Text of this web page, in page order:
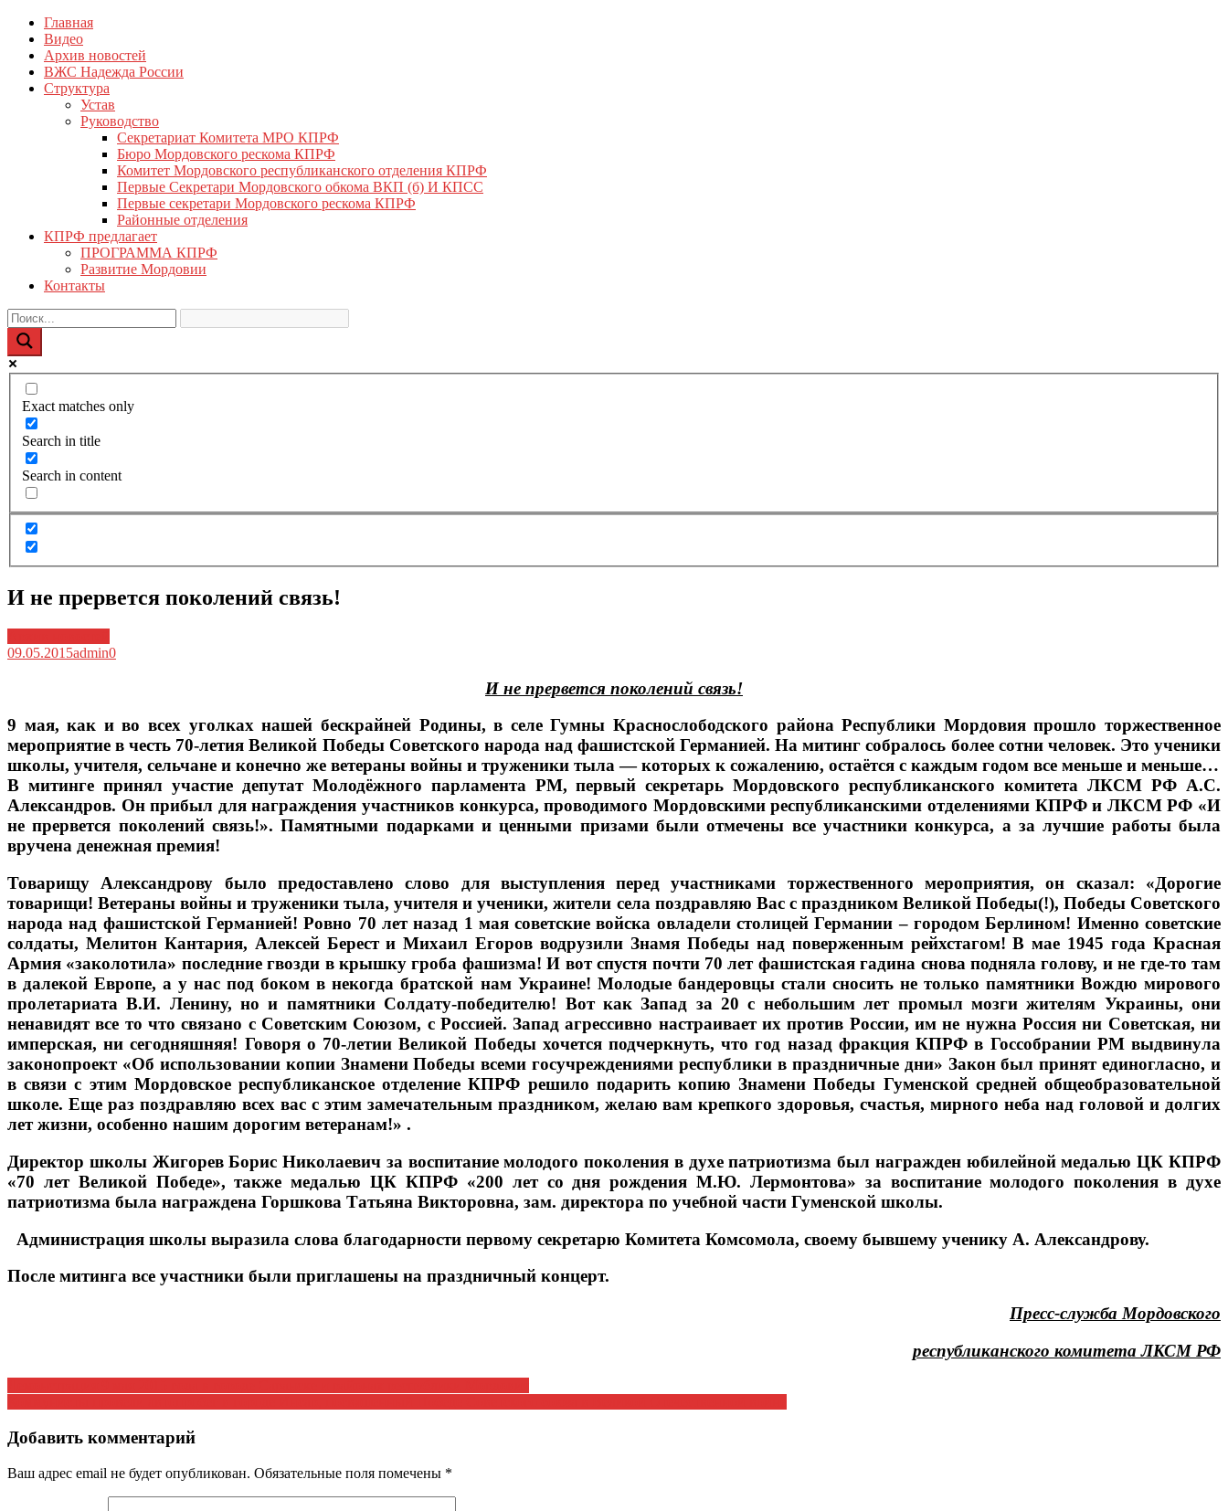
Перейти
содержимому
КПРФ Мордовия
Мордовское Региональное отделение КПРФ
Главная
Видео
Архив новостей
ВЖС Надежда России
Структура
Устав
Руководство
Секретариат Комитета МРО КПРФ
Бюро Мордовского рескома КПРФ
Комитет Мордовского республиканского отделения КПРФ
Первые Секретари Мордовского обкома ВКП (б) И КПСС
Первые секретари Мордовского рескома КПРФ
Районные отделения
КПРФ предлагает
ПРОГРАММА КПРФ
Развитие Мордовии
Контакты
Exact matches only
Search in title
Search in content
И не прервется поколений связь!
09.05.2015admin0
И не прервется поколений связь!
9 мая, как и во всех уголках нашей бескрайней Родины, в селе Гумны Краснослободского района Республики Мордовия прошло торжественное
мероприятие в честь 70-летия Великой Победы Советского народа над фашистской Германией. На митинг собралось более сотни человек. Это ученики
школы, учителя, сельчане и конечно же ветераны войны и труженики тыла — которых к сожалению, остаётся с каждым годом все меньше и меньше…
В митинге принял участие депутат Молодёжного парламента РМ, первый секретарь Мордовского республиканского комитета ЛКСМ РФ А.С.
Александров. Он прибыл для награждения участников конкурса, проводимого Мордовскими республиканскими отделениями КПРФ и ЛКСМ РФ «И
не прервется поколений связь!». Памятными подарками и ценными призами были отмечены все участники конкурса, а за лучшие работы была
вручена денежная премия!
Товарищу Александрову было предоставлено слово для выступления перед участниками торжественного мероприятия, он сказал: «Дорогие
товарищи! Ветераны войны и труженики тыла, учителя и ученики, жители села поздравляю Вас с праздником Великой Победы(!), Победы Советского
народа над фашистской Германией! Ровно 70 лет назад 1 мая советские войска овладели столицей Германии – городом Берлином! Именно советские
солдаты, Мелитон Кантария, Алексей Берест и Михаил Егоров водрузили Знамя Победы над поверженным рейхстагом! В мае 1945 года Красная
Армия «заколотила» последние гвозди в крышку гроба фашизма! И вот спустя почти 70 лет фашистская гадина снова подняла голову, и не где-то там
в далекой Европе, а у нас под боком в некогда братской нам Украине! Молодые бандеровцы стали сносить не только памятники Вождю мирового
пролетариата В.И. Ленину, но и памятники Солдату-победителю! Вот как Запад за 20 с небольшим лет промыл мозги жителям Украины, они
ненавидят все то что связано с Советским Союзом, с Россией. Запад агрессивно настраивает их против России, им не нужна Россия ни Советская, ни
имперская, ни сегодняшняя! Говоря о 70-летии Великой Победы хочется подчеркнуть, что год назад фракция КПРФ в Госсобрании РМ выдвинула
законопроект «Об использовании копии Знамени Победы всеми госучреждениями республики в праздничные дни» Закон был принят единогласно, и
в связи с этим Мордовское республиканское отделение КПРФ решило подарить копию Знамени Победы Гуменской средней общеобразовательной
школе. Еще раз поздравляю всех вас с этим замечательным праздником, желаю вам крепкого здоровья, счастья, мирного неба над головой и долгих
лет жизни, особенно нашим дорогим ветеранам!» .
Директор школы Жигорев Борис Николаевич за воспитание молодого поколения в духе патриотизма был награжден юбилейной медалью ЦК КПРФ
«70 лет Великой Победе», также медалью ЦК КПРФ «200 лет со дня рождения М.Ю. Лермонтова» за воспитание молодого поколения в духе
патриотизма была награждена Горшкова Татьяна Викторовна, зам. директора по учебной части Гуменской школы.
Администрация школы выразила слова благодарности первому секретарю Комитета Комсомола, своему бывшему ученику А. Александрову.
После митинга все участники были приглашены на праздничный концерт.
Пресс-служба Мордовского
республиканского комитета ЛКСМ РФ
Навигация
по
записям
Добавить комментарий
Ваш адрес email не будет опубликован. Обязательные поля помечены *